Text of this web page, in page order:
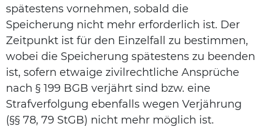
spätestens vornehmen, sobald die
Speicherung nicht mehr erforderlich ist. Der
Zeitpunkt ist für den Einzelfall zu bestimmen,
wobei die Speicherung spätestens zu beenden
ist, sofern etwaige zivilrechtliche Ansprüche
nach § 199 BGB verjährt sind bzw. eine
Strafverfolgung ebenfalls wegen Verjährung
(§§ 78, 79 StGB) nicht mehr möglich ist.